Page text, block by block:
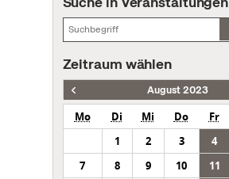
Zeitraum wählen
August 2023
Mo Di Mi Do Fr
1
2 3 4
7
8 9 10 11